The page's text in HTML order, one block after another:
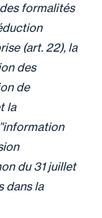
formalités
(art. 22), la
des
de
la
du 31 juillet
dans la